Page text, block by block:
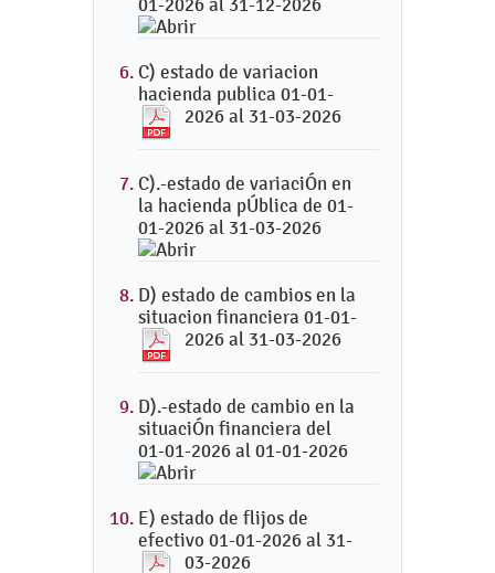
01-2026 al 31-12-2026
C) estado de variacion
hacienda publica 01-01-
2026 al 31-03-2026
C).-estado de variaciÓn en
la hacienda pÚblica de 01-
01-2026 al 31-03-2026
D) estado de cambios en la
situacion financiera 01-01-
2026 al 31-03-2026
D).-estado de cambio en la
situaciÓn financiera del
01-01-2026 al 01-01-2026
E) estado de flijos de
efectivo 01-01-2026 al 31-
03-2026